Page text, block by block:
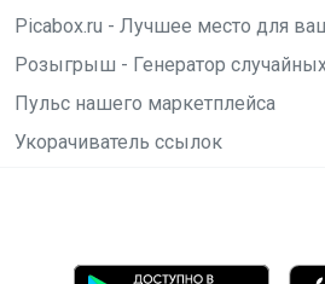
Picabox.ru - Лучшее место для
Розыгрыш - Генератор
Пульс нашего маркетплейса
Укорачиватель ссылок